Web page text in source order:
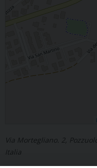
Via Mortegliano. 2,
Italia